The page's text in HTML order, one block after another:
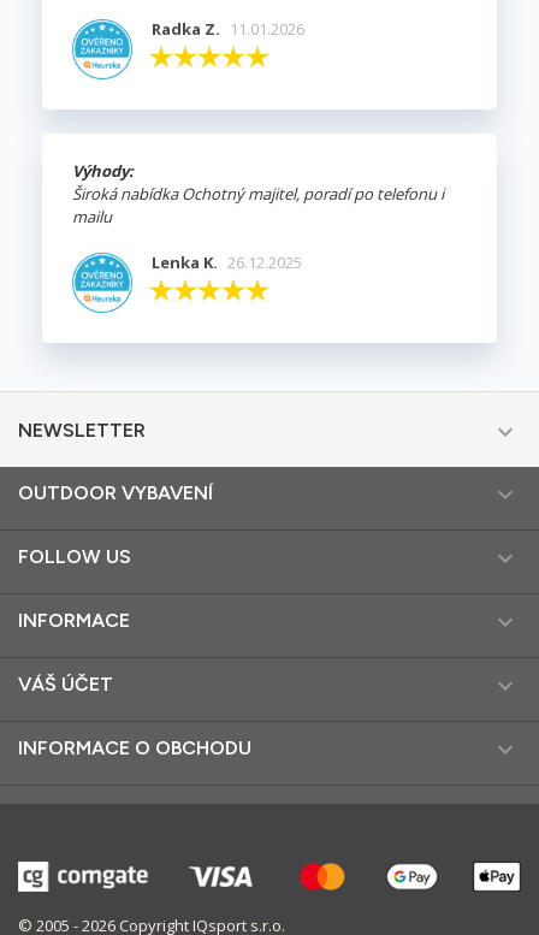
Radka Z. 11.01.2026
Výhody:
Široká nabídka Ochotný majitel, poradí po telefonu i
mailu
Lenka K. 26.12.2025
NEWSLETTER 
OUTDOOR VYBAVENÍ 
FOLLOW US 
INFORMACE 
VÁŠ ÚČET 
INFORMACE O OBCHODU 
© 2005 - 2026 Copyright IQsport s.r.o.